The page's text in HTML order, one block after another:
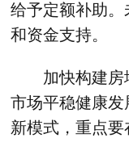
给予定额补助
和资金支持。
加快构建房
市场平稳健康
新模式，重点